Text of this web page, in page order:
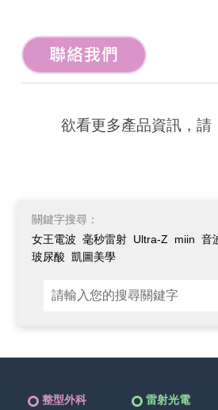
欲看更多產品資訊，請
關鍵字搜尋：
女王電波 毫秒雷射 Ultra-Z miin 音
玻尿酸 凱圖美學
整型外科 雷射光電